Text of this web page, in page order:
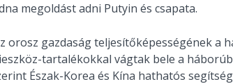
megoldást adni Putyin és csapata.
orosz gazdaság teljesítőképességének a
tartalékokkal vágtak bele a
Észak-Korea és Kína hathatós